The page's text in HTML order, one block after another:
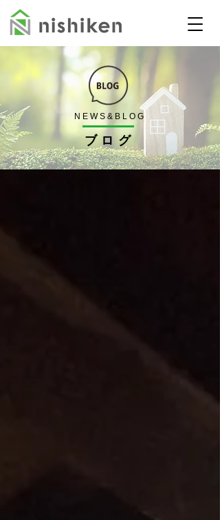
NEWS&BLOG
​ブログ